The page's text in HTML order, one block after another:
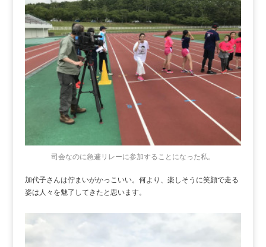
司会なのに急遽リレーに参加することになった私。
加代子さんは佇まいがかっこいい。何より、楽しそうに笑顔で走る
姿は人々を魅了してきたと思います。